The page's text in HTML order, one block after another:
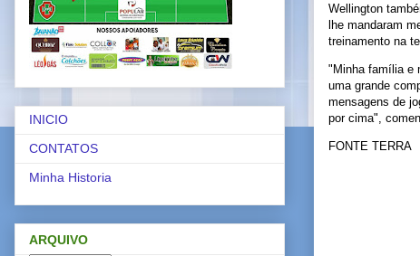
Wellington
lhe mandaram
treinamento na
"Minha família e
uma grande
mensagens de
por cima",
FONTE TERRA
INICIO
CONTATOS
Minha Historia
ARQUIVO